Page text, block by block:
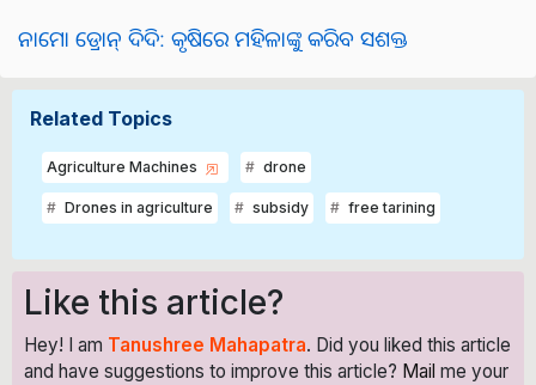
ନାମୋ ଡ୍ରୋନ୍ ଦିଦି: କୃଷିରେ ମହିଳାଙ୍କୁ କରିବ ସଶକ୍ତ
Related Topics
Agriculture Machines drone
Drones in agriculture subsidy free tarining
Like this article?
Hey! I am Tanushree Mahapatra. Did you liked this article
and have suggestions to improve this article? Mail me your